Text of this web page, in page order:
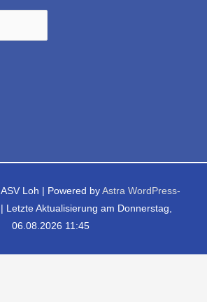
ASV Loh | Powered by Astra WordPress-
| Letzte Aktualisierung am Donnerstag,
06.08.2026 11:45